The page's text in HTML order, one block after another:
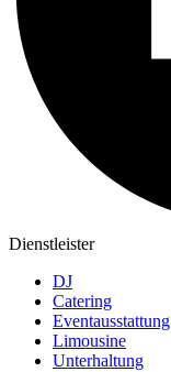
Dienstleister
DJ
Catering
Eventausstattung
Limousine
Unterhaltung